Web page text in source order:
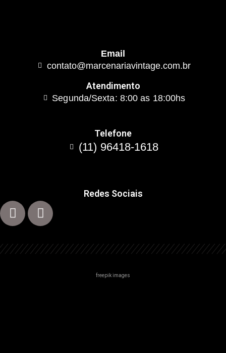
Email
contato@marcenariavintage.com.br
Atendimento
Segunda/Sexta: 8:00 as 18:00hs
Telefone
(11) 96418-1618
Redes Sociais
freepik images